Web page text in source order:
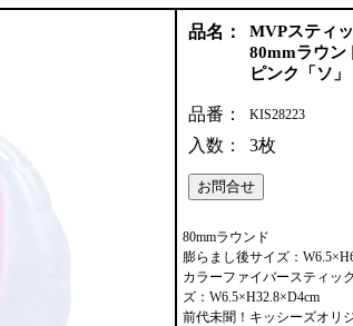
品名：
MVPスティ
80mmラウン
ピンク「ソ
品番： KIS28223
入数： 3枚
80mmラウンド
膨らまし後サイズ：
カラーファイバースティッ
ズ：W6.5×H32.8×D4cm
前代未聞！キッシーズオリ